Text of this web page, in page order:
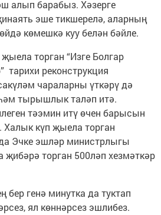
алып барабыз. Хәзерге
эше тикшерелә, аларның
көмешкә куу белән бәйле.
торган “Изге Болгар
тарихи реконструкция
чараларны үткәрү дә
тырышлык таләп итә.
тәэмин итү өчен барысын
күп җыела торган
Эчке эшләр министрлыгы
җибәрә торган 500ләп хезмәткәр
бер генә минутка да туктап
ял көннәрсез эшлибез.